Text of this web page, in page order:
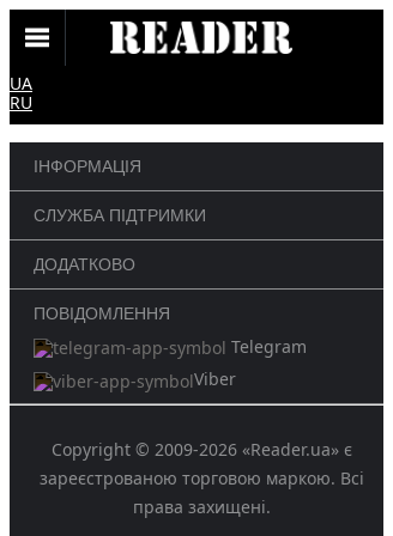
UA
RU
ІНФОРМАЦІЯ
СЛУЖБА ПІДТРИМКИ
ДОДАТКОВО
ПОВІДОМЛЕННЯ
Telegram
Viber
Copyright © 2009-2026 «Reader.ua» є
зареєстрованою торговою маркою. Всі
права захищені.